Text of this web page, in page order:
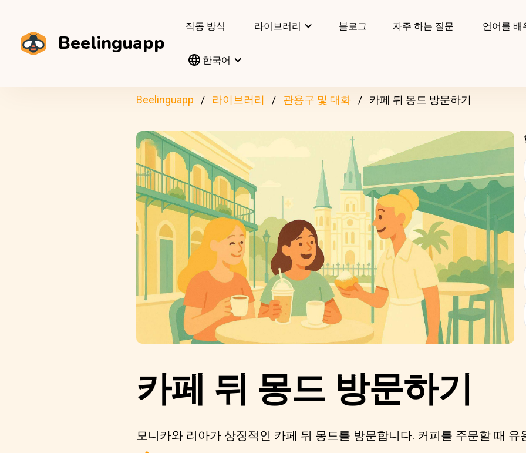
Beelinguapp
작동 방식 라이브러리 블로그 자주 하는 질문 언어를 배
한국어
Beelinguapp 라이브러리 관용구 및 대화 카페 뒤 몽드 방문하기
카페 뒤 몽드 방문하기
모니카와 리아가 상징적인 카페 뒤 몽드를 방문합니다. 커피를 주문할 때 유